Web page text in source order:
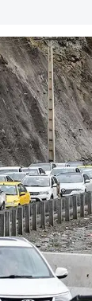
گزارش
قم/رویداد